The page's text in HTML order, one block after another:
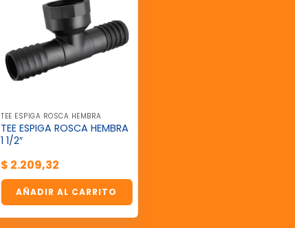
TEE ESPIGA ROSCA HEMBRA
TEE ESPIGA ROSCA HEMBRA
1 1/2″
$ 2.209,32
AÑADIR AL CARRITO